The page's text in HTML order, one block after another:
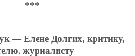
***
— Елене Долгих, критику,
журналисту